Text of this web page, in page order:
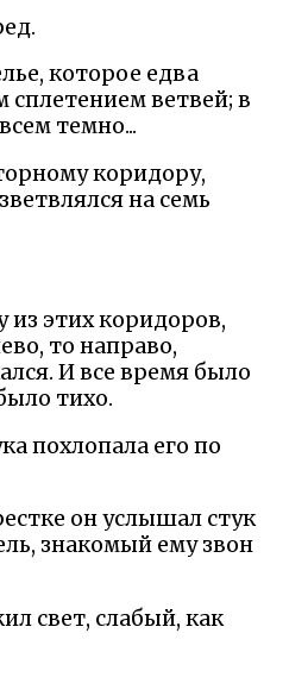
которое едва
сплетением ветвей; в
темно...
коридору,
на семь
этих коридоров,
то направо,
И все время было
тихо.
похлопала его по
он услышал стук
знакомый ему звон
свет, слабый, как